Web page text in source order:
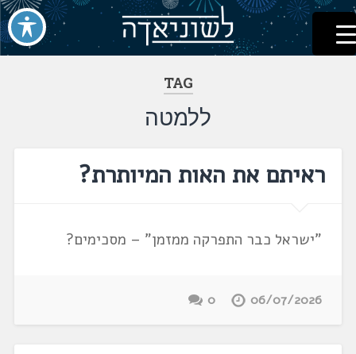
דלג
לתוכן
לשוניאדה
עברית. לשון. שפה
TAG
ללמטה
ראיתם את האות המיותרת?
"ישראל כבר התפרקה ממזמן" – מסכימים?
06/07/2026
0